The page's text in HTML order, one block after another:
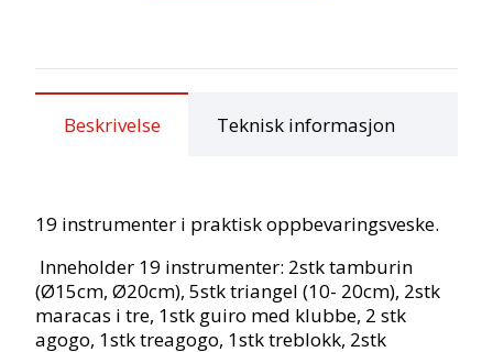
Beskrivelse Teknisk informasjon
19 instrumenter i praktisk oppbevaringsveske.
Inneholder 19 instrumenter: 2stk tamburin
(Ø15cm, Ø20cm), 5stk triangel (10- 20cm), 2stk
maracas i tre, 1stk guiro med klubbe, 2 stk
agogo, 1stk treagogo, 1stk treblokk, 2stk